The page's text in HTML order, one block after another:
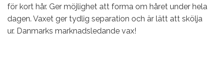
för kort hår. Ger möjlighet att forma om håret under hela
dagen. Vaxet ger tydlig separation och är lätt att skölja
ur. Danmarks marknadsledande vax!